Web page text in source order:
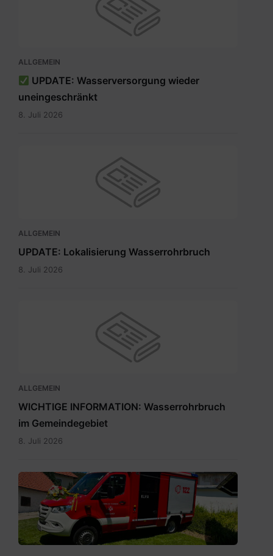
ALLGEMEIN
UPDATE: Wasserversorgung wieder
uneingeschränkt
8. Juli 2026
ALLGEMEIN
UPDATE: Lokalisierung Wasserrohrbruch
8. Juli 2026
ALLGEMEIN
WICHTIGE INFORMATION: Wasserrohrbruch
im Gemeindegebiet
8. Juli 2026
IMG-
20260705-
WA0009.jpg